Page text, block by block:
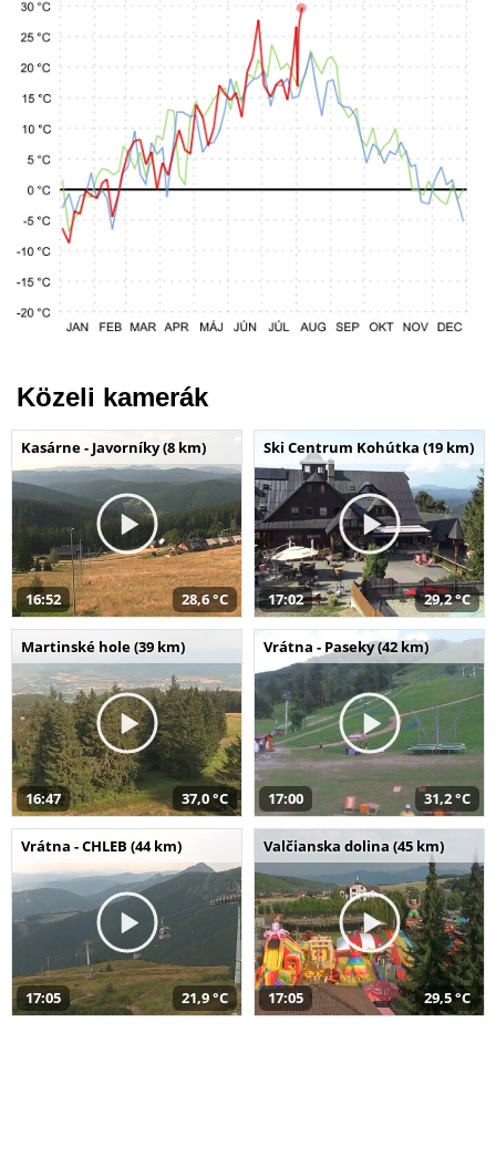
Közeli kamerák
Kasárne - Javorníky (8 km)
16:52 28,6 °C
Ski Centrum Kohútka (19 km)
17:02 29,2 °C
Martinské hole (39 km)
16:47 37,0 °C
Vrátna - Paseky (42 km)
17:00 31,2 °C
Vrátna - CHLEB (44 km)
17:05 21,9 °C
Valčianska dolina (45 km)
17:05 29,5 °C